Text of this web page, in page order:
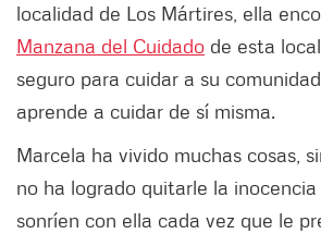
localidad de Los Mártires, ella
Manzana del Cuidado de esta
seguro para cuidar a su
aprende a cuidar de sí misma.
Marcela ha vivido muchas cosas,
no ha logrado quitarle la
sonríen con ella cada vez que le